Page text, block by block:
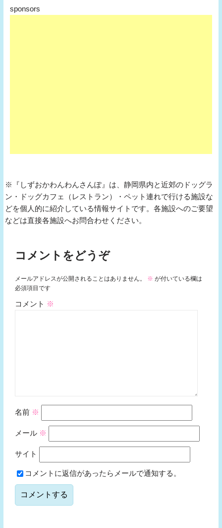
sponsors
※『しずおかわんわんさんぽ』は、静岡県内と近郊のドッグラ
ン・ドッグカフェ（レストラン）・ペット連れで行ける施設な
どを個人的に紹介している情報サイトです。各施設へのご要望
などは直接各施設へお問合わせください。
コメントをどうぞ
メールアドレスが公開されることはありません。 ※ が付いている欄は
必須項目です
コメント ※
名前 ※
メール ※
サイト
コメントに返信があったらメールで通知する。